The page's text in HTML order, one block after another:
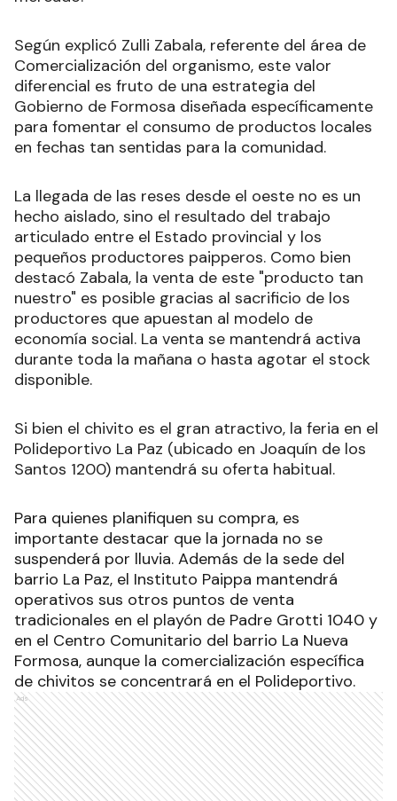
Según explicó Zulli Zabala, referente del área de
Comercialización del organismo, este valor
diferencial es fruto de una estrategia del
Gobierno de Formosa diseñada específicamente
para fomentar el consumo de productos locales
en fechas tan sentidas para la comunidad.
La llegada de las reses desde el oeste no es un
hecho aislado, sino el resultado del trabajo
articulado entre el Estado provincial y los
pequeños productores paipperos. Como bien
destacó Zabala, la venta de este "producto tan
nuestro" es posible gracias al sacrificio de los
productores que apuestan al modelo de
economía social. La venta se mantendrá activa
durante toda la mañana o hasta agotar el stock
disponible.
Si bien el chivito es el gran atractivo, la feria en el
Polideportivo La Paz (ubicado en Joaquín de los
Santos 1200) mantendrá su oferta habitual.
Para quienes planifiquen su compra, es
importante destacar que la jornada no se
suspenderá por lluvia. Además de la sede del
barrio La Paz, el Instituto Paippa mantendrá
operativos sus otros puntos de venta
tradicionales en el playón de Padre Grotti 1040 y
en el Centro Comunitario del barrio La Nueva
Formosa, aunque la comercialización específica
de chivitos se concentrará en el Polideportivo.
Ads